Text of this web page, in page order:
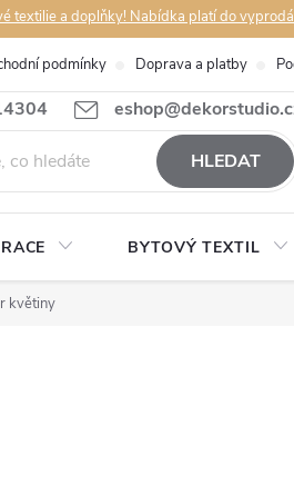
textilie a doplňky! Nabídka platí do
podmínky Doprava a platby
HLEDAT
BYTOVÝ TEXTIL
květiny